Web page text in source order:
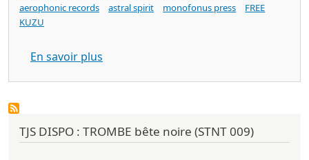
aerophonic records
astral spirit monofonus press
FREE
KUZU
En savoir plus
TJS DISPO : TROMBE bête noire (STNT 009)